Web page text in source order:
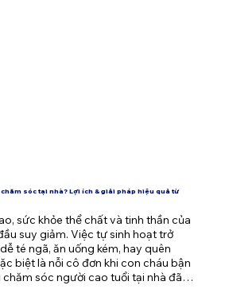
sóc tại nhà? Lợi ích & giải pháp hiệu quả từ
sức khỏe thể chất và tinh thần của
suy giảm. Việc tự sinh hoạt trở
té ngã, ăn uống kém, hay quên
biệt là nỗi cô đơn khi con cháu bận
chăm sóc người cao tuổi tại nhà đã